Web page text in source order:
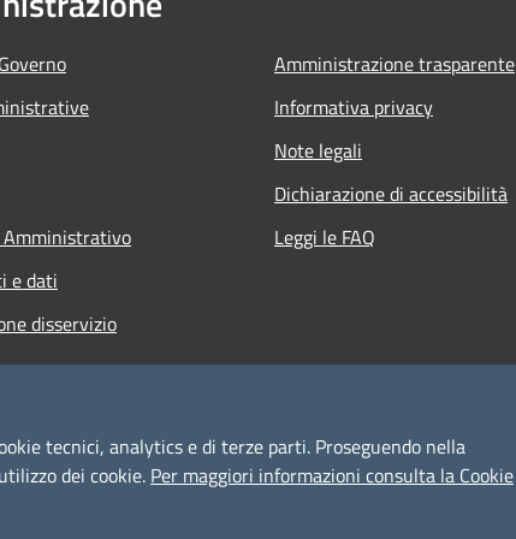
Amministrativo
e dati
disservizio
Amministrazione trasparente
Informativa privacy
Note legali
Dichiarazione di accessibilità
Leggi le FAQ
tecnici, analytics e di terze parti. Proseguendo nella
dei cookie. Per maggiori informazioni consulta la Cookie